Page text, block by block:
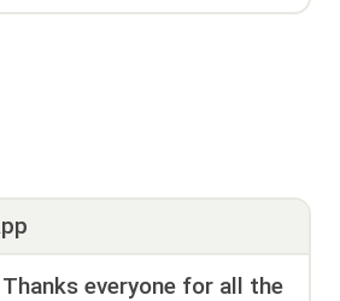
Thanks everyone for all the